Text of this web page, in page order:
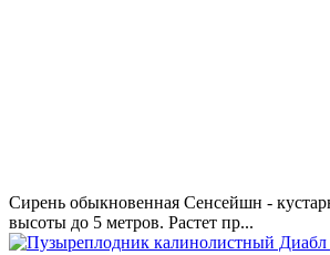
Сирень обыкновенная Сенсейшн -
высоты до 5 метров. Растет пр...